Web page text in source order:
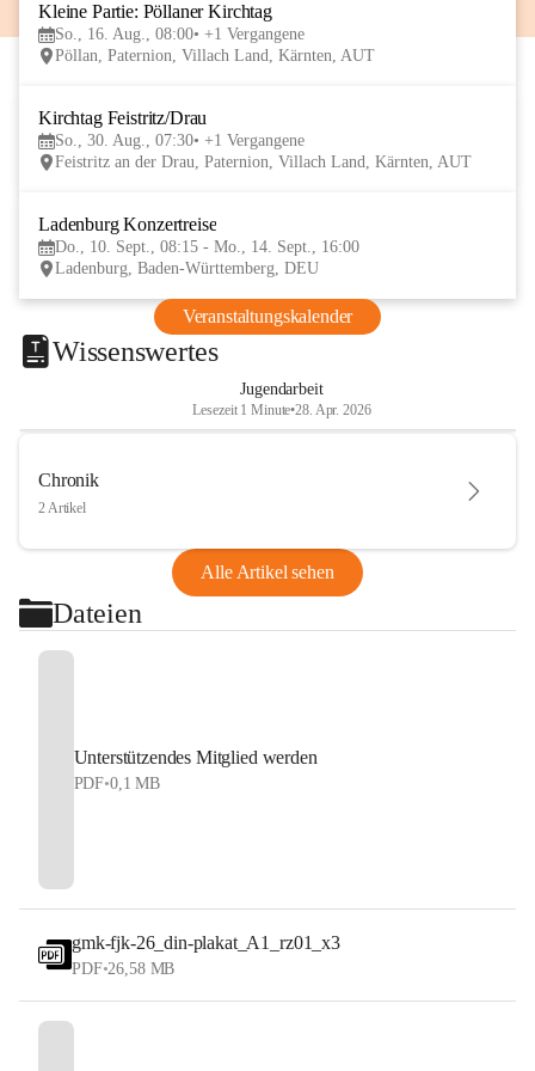
Kleine Partie: Pöllaner Kirchtag
So., 16. Aug., 08:00 +1 Vergangene
Pöllan, Paternion, Villach Land, Kärnten, AUT
Kirchtag Feistritz/Drau
So., 30. Aug., 07:30 +1 Vergangene
Feistritz an der Drau, Paternion, Villach Land, Kärnten, AUT
Ladenburg Konzertreise
Do., 10. Sept., 08:15 - Mo., 14. Sept., 16:00
Ladenburg, Baden-Württemberg, DEU
Veranstaltungskalender
Wissenswertes
Jugendarbeit
Lesezeit 1 Minute•28. Apr. 2026
Chronik
2 Artikel
Alle Artikel sehen
Dateien
Unterstützendes Mitglied werden
PDF•0,1 MB
gmk-fjk-26_din-plakat_A1_rz01_x3
PDF•26,58 MB